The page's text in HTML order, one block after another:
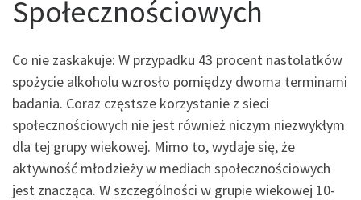
Społecznościowych
Co nie zaskakuje: W przypadku 43 procent nastolatków
spożycie alkoholu wzrosło pomiędzy dwoma terminami
badania. Coraz częstsze korzystanie z sieci
społecznościowych nie jest również niczym niezwykłym
dla tej grupy wiekowej. Mimo to, wydaje się, że
aktywność młodzieży w mediach społecznościowych
jest znacząca. W szczególności w grupie wiekowej 10-